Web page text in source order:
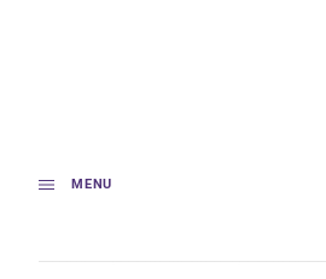
MENU
Accueil [L’avent du vin N°7] : Canard